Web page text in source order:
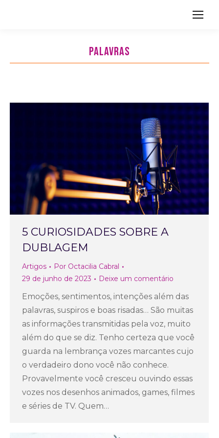
Search:
PALAVRAS
5 CURIOSIDADES SOBRE A
DUBLAGEM
Artigos Por Octacilia Cabral
29 de junho de 2023
Deixe um comentário
Emoções, sentimentos, intenções além das
palavras, suspiros e boas risadas… São muitas
as informações transmitidas pela voz, muito
além do que se diz. Tenho certeza que você
guarda na lembrança vozes marcantes cujo
o verdadeiro dono você não conhece.
Provavelmente você cresceu ouvindo essas
vozes nos desenhos animados, games, filmes
e séries de TV. Quem…